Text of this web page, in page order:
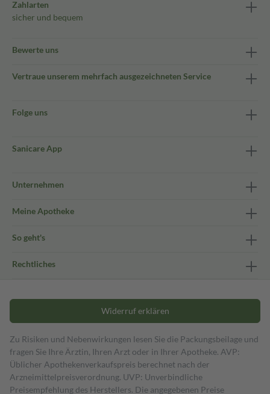
Zahlarten
sicher und bequem
Bewerte uns
Vertraue unserem mehrfach ausgezeichneten Service
Folge uns
Sanicare App
Unternehmen
Meine Apotheke
So geht's
Rechtliches
Widerruf erklären
Zu Risiken und Nebenwirkungen lesen Sie die Packungsbeilage und
fragen Sie Ihre Ärztin, Ihren Arzt oder in Ihrer Apotheke. AVP:
Üblicher Apothekenverkaufspreis berechnet nach der
Arzneimittelpreisverordnung. UVP: Unverbindliche
Preisempfehlung des Herstellers. Die angegebenen Preise